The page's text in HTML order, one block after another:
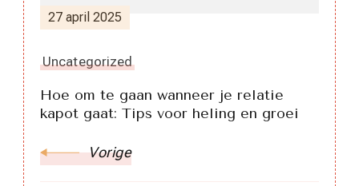
27 april 2025
Uncategorized
Hoe om te gaan wanneer je relatie
kapot gaat: Tips voor heling en groei
Vorige